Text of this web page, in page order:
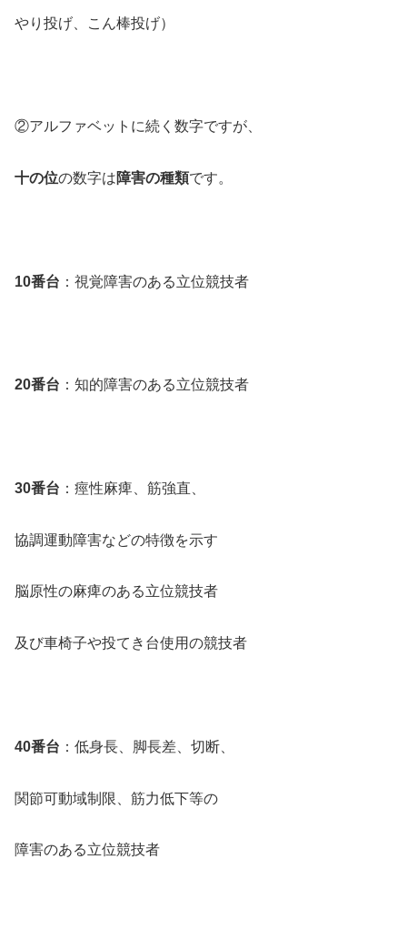
やり投げ、こん棒投げ）
②アルファベットに続く数字ですが、
十の位の数字は障害の種類です。
10番台 ：視覚障害のある立位競技者
20番台 ：知的障害のある立位競技者
30番台 ：痙性麻痺、筋強直、
協調運動障害などの特徴を示す
脳原性の麻痺のある立位競技者
及び車椅子や投てき台使用の競技者
40番台 ：低身長、脚長差、切断、
関節可動域制限、筋力低下等の
障害のある立位競技者